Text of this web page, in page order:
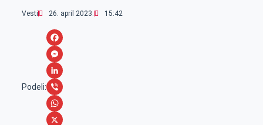
Vesti 26. april 2023. 15:42
Podeli:
F
a
c
e
b
M
e
s
s
L
i
n
V
iW